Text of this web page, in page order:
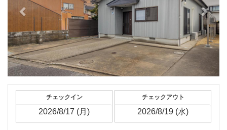
チェックイン チェックアウト